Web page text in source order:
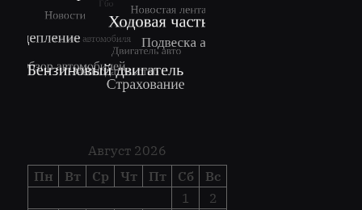
Август 2026
Пн
Вт Ср Чт Пт Сб
Вс
1
2